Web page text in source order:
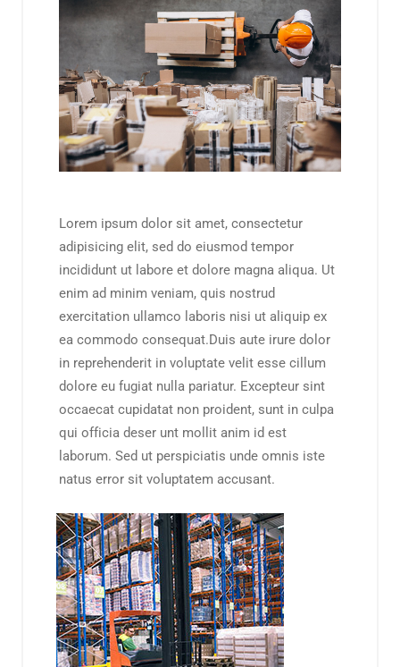
Lorem ipsum dolor sit amet, consectetur
adipisicing elit, sed do eiusmod tempor
incididunt ut labore et dolore magna aliqua. Ut
enim ad minim veniam, quis nostrud
exercitation ullamco laboris nisi ut aliquip ex
ea commodo consequat.Duis aute irure dolor
in reprehenderit in voluptate velit esse cillum
dolore eu fugiat nulla pariatur. Excepteur sint
occaecat cupidatat non proident, sunt in culpa
qui officia deser unt mollit anim id est
laborum. Sed ut perspiciatis unde omnis iste
natus error sit voluptatem accusant.